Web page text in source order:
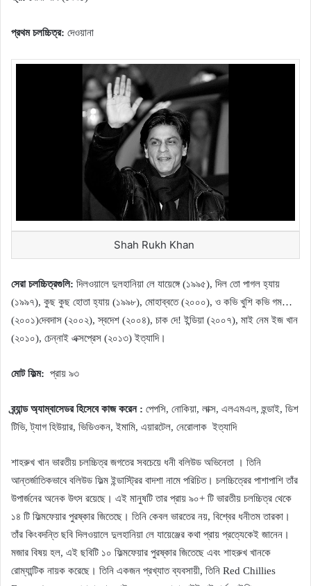
প্রথম চলচ্চিত্র: দেওয়ানা
Shah Rukh Khan
সেরা চলচ্চিত্রগুলি: দিলওয়ালে দুলহানিয়া লে যায়েঙ্গে (১৯৯৫), দিল তো পাগল হ্যায়
(১৯৯৭), কুছ কুছ হোতা হ্যায় (১৯৯৮), মোহাব্বতে (২০০০), ও কভি খুশি কভি গম…
(২০০১)দেবদাস (২০০২), স্বদেশ (২০০৪), চাক দে! ইন্ডিয়া (২০০৭), মাই নেম ইজ খান
(২০১০), চেন্নাই এক্সপ্রেস (২০১৩) ইত্যাদি।
মোট ফিল্ম: প্রায় ৯৩
ব্র্যান্ড অ্যাম্বাসেডর হিসেবে কাজ করেন : পেপসি, নোকিয়া, লাক্স, এলএমএল, হুন্ডাই, ডিশ
টিভি, ট্যাগ হিউয়ার, ভিডিওকন, ইমামি, এয়ারটেল, নেরোলাক ইত্যাদি
শাহরুখ খান ভারতীয় চলচ্চিত্র জগতের সবচেয়ে ধনী বলিউড অভিনেতা । তিনি
আন্তর্জাতিকভাবে বলিউড ফিল্ম ইন্ডাস্ট্রির বাদশা নামে পরিচিত। চলচ্চিত্রের পাশাপাশি তাঁর
উপার্জনের অনেক উৎস রয়েছে। এই মানুষটি তার প্রায় ৯০+ টি ভারতীয় চলচ্চিত্র থেকে
১৪ টি ফিল্মফেয়ার পুরষ্কার জিতেছে। তিনি কেবল ভারতের নয়, বিশ্বের ধনীতম তারকা।
তাঁর কিংবদন্তি ছবি দিলওয়ালে দুলহানিয়া লে যায়েঞ্জের কথা প্রায় প্রত্যেকেই জানেন।
মজার বিষয় হল, এই ছবিটি ১০ ফিল্মফেয়ার পুরষ্কার জিতেছে এবং শাহরুখ খানকে
রোম্যান্টিক নায়ক করেছে। তিনি একজন প্রখ্যাত ব্যবসায়ী, তিনি Red Chillies